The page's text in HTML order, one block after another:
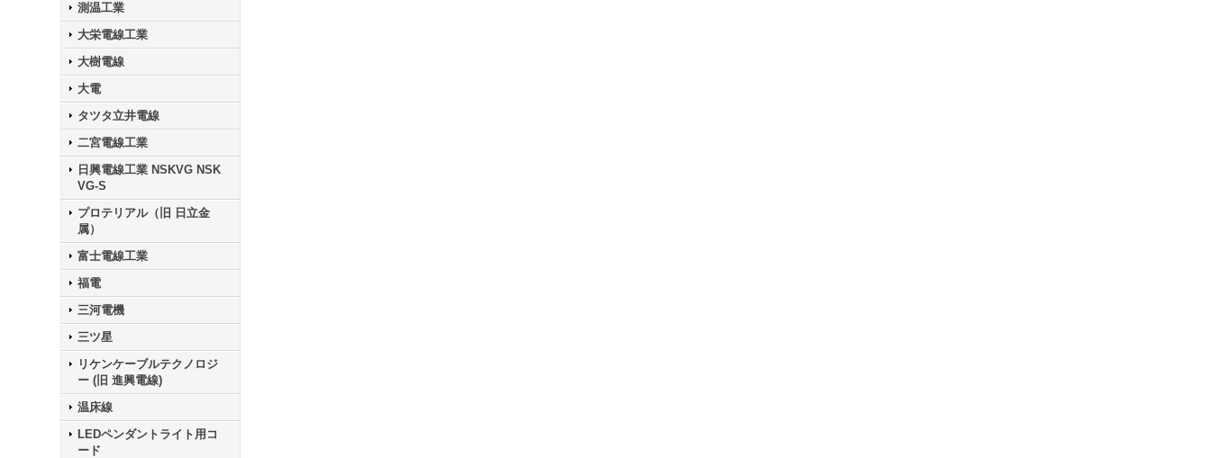
測温工業
大栄電線工業
大樹電線
大電
タツタ立井電線
二宮電線工業
日興電線工業 NSKVG NSK
VG-S
プロテリアル（旧 日立金
属）
富士電線工業
福電
三河電機
三ツ星
リケンケーブルテクノロジ
ー (旧 進興電線)
温床線
LEDペンダントライト用コ
ード